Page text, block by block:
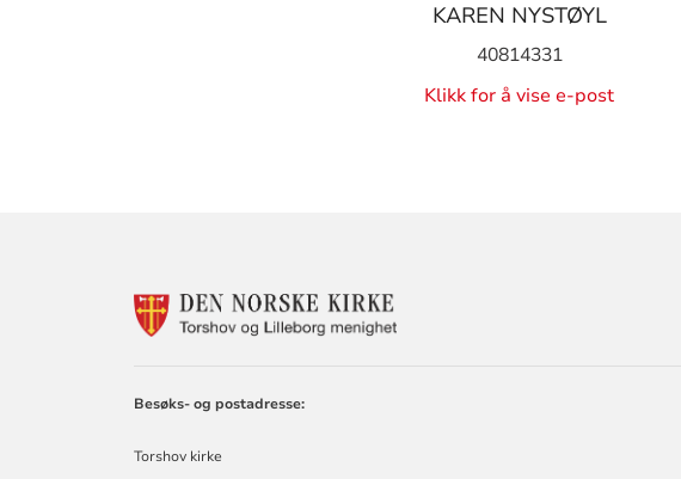
KAREN NYSTØYL
40814331
Klikk for å vise e-post
FOR
Besøks- og postadresse:
Torshov kirke